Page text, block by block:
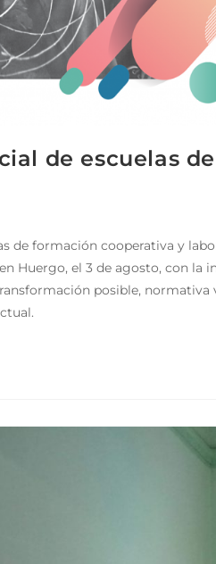
de escuelas
de formación cooperativa y
Huergo, el 3 de agosto, con
posible,